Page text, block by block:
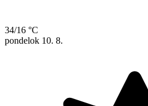
34/16 °C
pondelok 10. 8.